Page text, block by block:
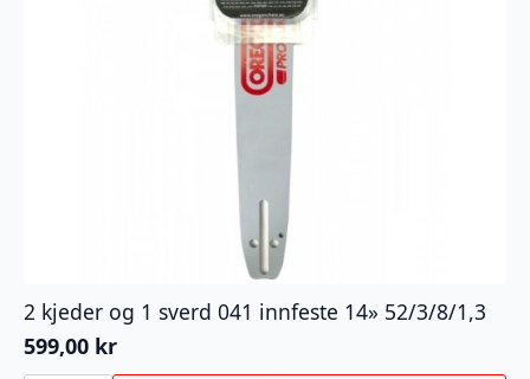
2 kjeder og 1 sverd 041 innfeste 14» 52/3/8/1,3
599,00 kr